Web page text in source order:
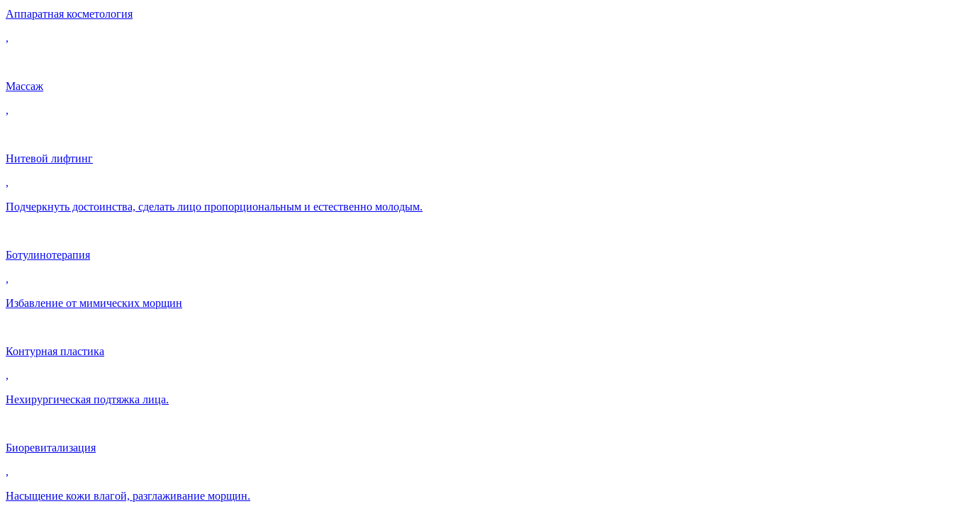
Аппаратная косметология
,
Массаж
,
Нитевой лифтинг
,
Подчеркнуть достоинства, сделать лицо пропорциональным и естественно молодым.
Ботулинотерапия
,
Избавление от мимических морщин
Контурная пластика
,
Нехирургическая подтяжка лица.
Биоревитализация
,
Насыщение кожи влагой, разглаживание морщин.